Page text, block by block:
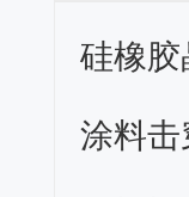
硅橡
涂料